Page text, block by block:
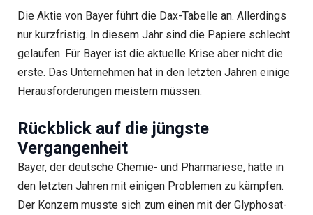
Die Aktie von Bayer führt die Dax-Tabelle an. Allerdings
nur kurzfristig. In diesem Jahr sind die Papiere schlecht
gelaufen. Für Bayer ist die aktuelle Krise aber nicht die
erste. Das Unternehmen hat in den letzten Jahren einige
Herausforderungen meistern müssen.
Rückblick auf die jüngste
Vergangenheit
Bayer, der deutsche Chemie- und Pharmariese, hatte in
den letzten Jahren mit einigen Problemen zu kämpfen.
Der Konzern musste sich zum einen mit der Glyphosat-